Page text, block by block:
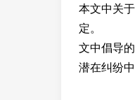
本文中关
定。
文中倡导
潜在纠纷